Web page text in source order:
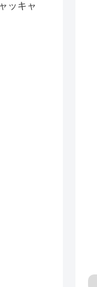
ッキャ